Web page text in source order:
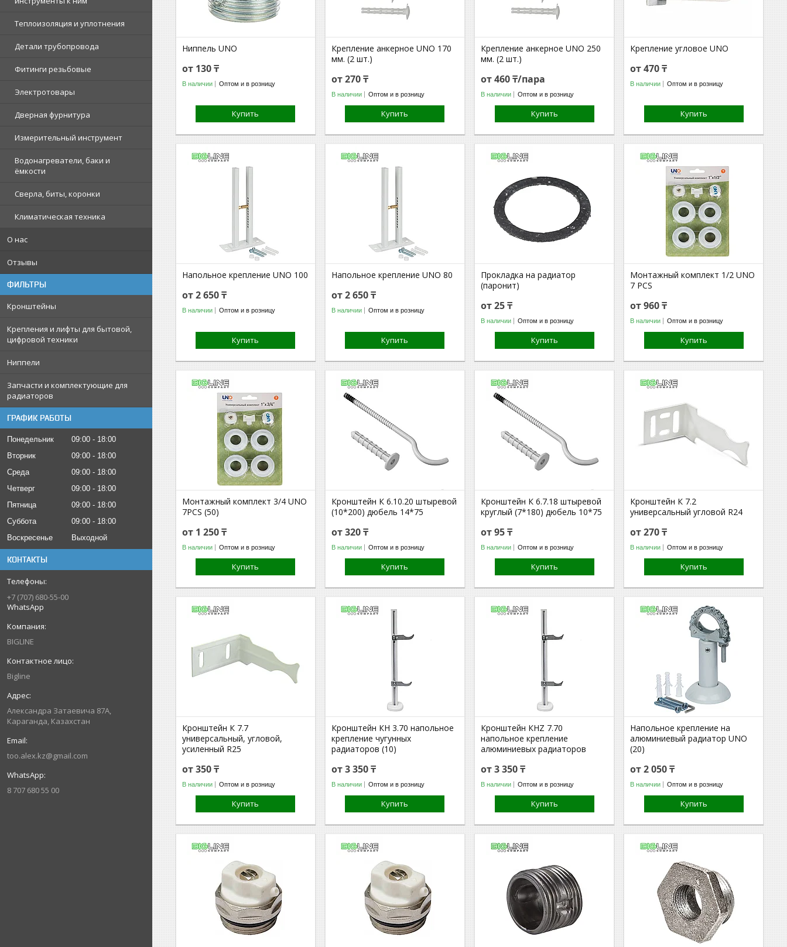
Теплоизоляция и уплотнения
Детали трубопровода
Фитинги резьбовые
Электротовары
Дверная фурнитура
Измерительный инструмент
Водонагреватели, баки и
ёмкости
Сверла, биты, коронки
Климатическая техника
О нас
Отзывы
ФИЛЬТРЫ
Кронштейны
Крепления и лифты для бытовой,
цифровой техники
Ниппели
Запчасти и комплектующие для
радиаторов
ГРАФИК РАБОТЫ
Понедельник 09:00
18:00
Вторник
09:00
18:00
Среда
09:00
18:00
Четверг
09:00
18:00
Пятница
09:00
18:00
Суббота
09:00
18:00
Воскресенье
Выходной
КОНТАКТЫ
+7 (707) 680-55-00
WhatsApp
BIGLINE
Bigline
Александра Затаевича 87А,
Караганда, Казахстан
too.alex.kz@gmail.com
8 707 680 55 00
Ниппель UNO
от 130 ₸
В наличии Оптом и в розницу
Купить
Крепление анкерное UNO 170
мм. (2 шт.)
от 270 ₸
В наличии Оптом и в розницу
Купить
Крепление анкерное UNO 250
мм. (2 шт.)
от 460 ₸/пара
В наличии Оптом и в розницу
Купить
Крепление угловое UNO
от 470 ₸
В наличии Оптом и в розницу
Купить
Напольное крепление UNO 100
от 2 650 ₸
В наличии Оптом и в розницу
Купить
Напольное крепление UNO 80
от 2 650 ₸
В наличии Оптом и в розницу
Купить
Прокладка на радиатор
(паронит)
от 25 ₸
В наличии Оптом и в розницу
Купить
Mонтажный комплект 1/2 UNO
7 PCS
от 960 ₸
В наличии Оптом и в розницу
Купить
Монтажный комплект 3/4 UNO
7PCS (50)
от 1 250 ₸
В наличии Оптом и в розницу
Купить
Кронштейн К 6.10.20 штыревой
(10*200) дюбель 14*75
от 320 ₸
В наличии Оптом и в розницу
Купить
Кронштейн К 6.7.18 штыревой
круглый (7*180) дюбель 10*75
от 95 ₸
В наличии Оптом и в розницу
Купить
Кронштейн К 7.2
универсальный угловой R24
от 270 ₸
В наличии Оптом и в розницу
Купить
Кронштейн К 7.7
универсальный, угловой,
усиленный R25
от 350 ₸
В наличии Оптом и в розницу
Купить
Кронштейн КН 3.70 напольное
крепление чугунных
радиаторов (10)
от 3 350 ₸
В наличии Оптом и в розницу
Купить
Кронштейн КНZ 7.70
напольное крепление
алюминиевых радиаторов
от 3 350 ₸
В наличии Оптом и в розницу
Купить
Напольное крепление на
алюминиевый радиатор UNO
(20)
от 2 050 ₸
В наличии Оптом и в розницу
Купить